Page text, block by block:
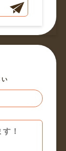
い